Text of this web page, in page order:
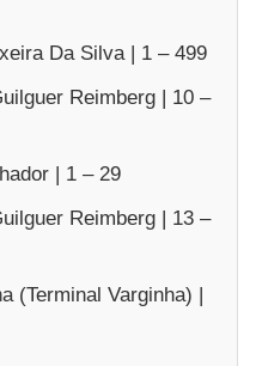
Da Silva | 1 – 499
Reimberg | 10 –
| 1 – 29
Reimberg | 13 –
(Terminal Varginha) |